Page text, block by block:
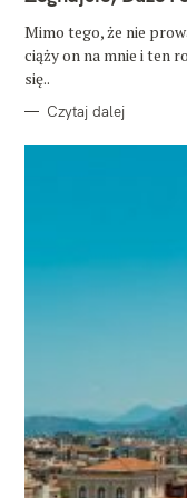
O
R
I
Mimo tego, że nie
ciąży on na mnie i ten
się..
Czytaj dalej